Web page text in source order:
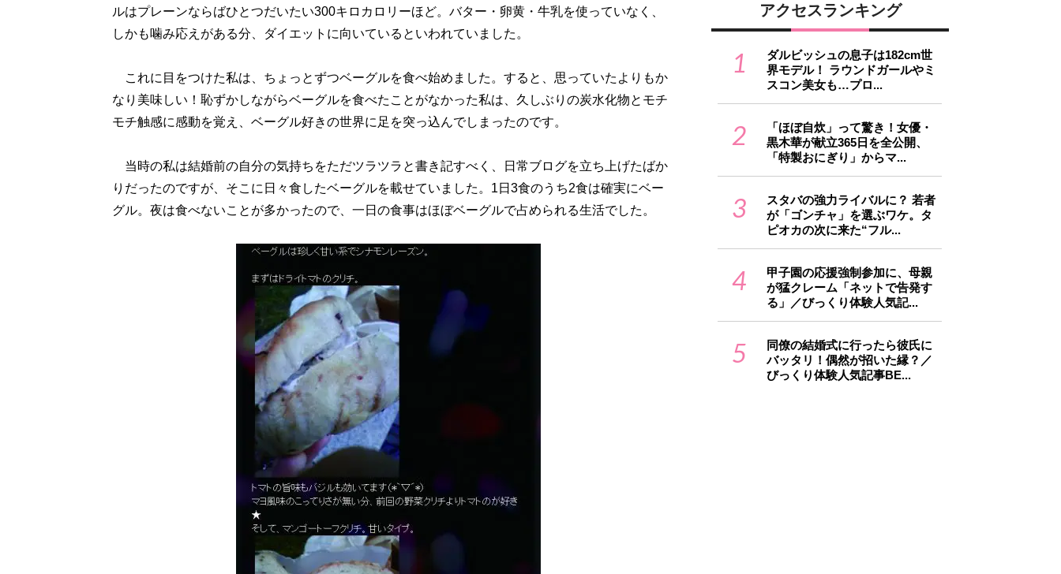
ルはプレーンならばひとつだいたい300キロカロリーほど。バター・卵黄・牛乳を使っていなく、
しかも噛み応えがある分、ダイエットに向いているといわれていました。
これに目をつけた私は、ちょっとずつベーグルを食べ始めました。すると、思っていたよりもか
なり美味しい！恥ずかしながらベーグルを食べたことがなかった私は、久しぶりの炭水化物とモチ
モチ触感に感動を覚え、ベーグル好きの世界に足を突っ込んでしまったのです。
当時の私は結婚前の自分の気持ちをただツラツラと書き記すべく、日常ブログを立ち上げたばか
りだったのですが、そこに日々食したベーグルを載せていました。1日3食のうち2食は確実にベー
グル。夜は食べないことが多かったので、一日の食事はほぼベーグルで占められる生活でした。
アクセスランキング
1
ダルビッシュの息子は182cm世
界モデル！ ラウンドガールやミ
スコン美女も…プロ...
2
「ほぼ自炊」って驚き！女優・
黒木華が献立365日を全公開、
「特製おにぎり」からマ...
3
スタバの強力ライバルに？ 若者
が「ゴンチャ」を選ぶワケ。タ
ピオカの次に来た“フル...
4
甲子園の応援強制参加に、母親
が猛クレーム「ネットで告発す
る」／びっくり体験人気記...
5
同僚の結婚式に行ったら彼氏に
バッタリ！偶然が招いた縁？／
びっくり体験人気記事BE...